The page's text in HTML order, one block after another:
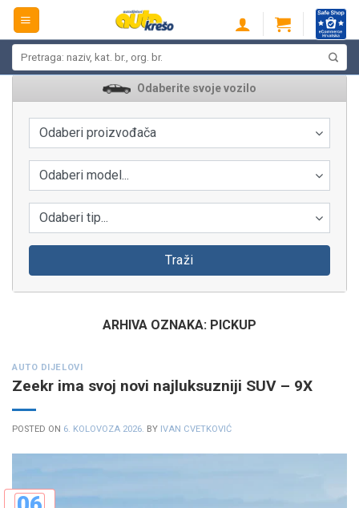
Skip
content
Odaberite svoje vozilo
Odaberi proizvođača
Odaberi model...
Odaberi tip...
Traži
ARHIVA OZNAKA: PICKUP
AUTO DIJELOVI
Zeekr ima svoj novi najluksuzniji SUV – 9X
POSTED ON 6. KOLOVOZA 2026. BY IVAN CVETKOVIĆ